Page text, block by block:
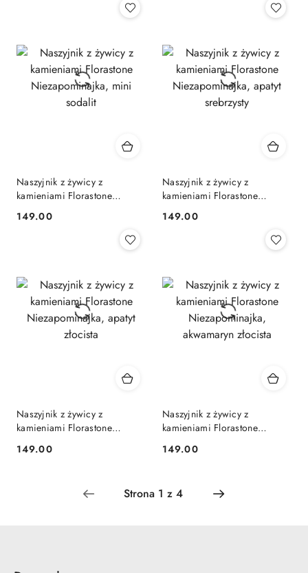
Naszyjnik z żywicy z
kamieniami Florastone
Cena:
149.00
Naszyjnik z żywicy z
kamieniami Florastone
srebrzysty
Cena:
149.00
Naszyjnik z żywicy z
kamieniami Florastone
złocista
Cena:
149.00
Naszyjnik z żywicy z
kamieniami Florastone
złocista
Cena:
149.00